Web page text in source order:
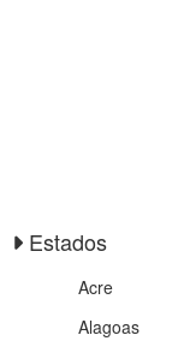
Estados
Acre
Alagoas